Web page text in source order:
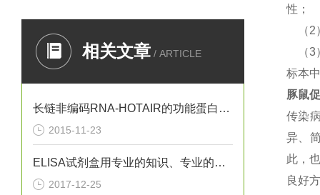
相关文章 / ARTICLE
长链非编码RNA-HOTAIR的功能蛋白质组学的研究
2015-11-23
ELISA试剂盒用专业的知识、专业的设备
2017-12-25
性；
（
（
标本
豚鼠
传染
异、
此，
良好